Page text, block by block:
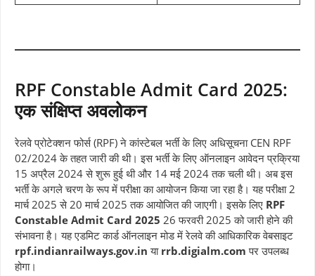
RPF Constable Admit Card 2025:
एक संक्षिप्त अवलोकन
रेलवे प्रोटेक्शन फोर्स (RPF) ने कांस्टेबल भर्ती के लिए अधिसूचना CEN RPF
02/2024 के तहत जारी की थी। इस भर्ती के लिए ऑनलाइन आवेदन प्रक्रिया
15 अप्रैल 2024 से शुरू हुई थी और 14 मई 2024 तक चली थी। अब इस
भर्ती के अगले चरण के रूप में परीक्षा का आयोजन किया जा रहा है। यह परीक्षा 2
मार्च 2025 से 20 मार्च 2025 तक आयोजित की जाएगी। इसके लिए RPF
Constable Admit Card 2025 26 फरवरी 2025 को जारी होने की
संभावना है। यह एडमिट कार्ड ऑनलाइन मोड में रेलवे की आधिकारिक वेबसाइट
rpf.indianrailways.gov.in या rrb.digialm.com पर उपलब्ध
होगा।